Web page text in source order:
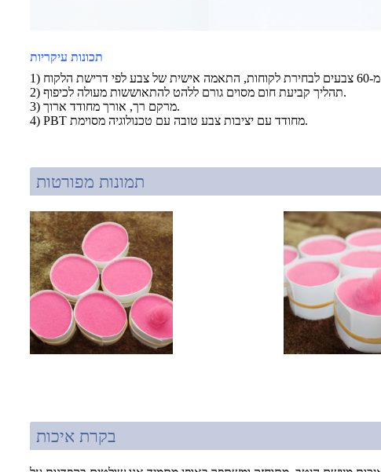
תכונות עיקריות
2) תהליך קביעת חום מסוים גורם ללהט להתאוששות מעולה לכיפוף.
3) מרקם רך, אורך מחודד ארוך.
4) PBT מחודד עם יציבות צבע טובה עם טכנולוגיה מסוימת.
תמונות מפורטות
בקרת איכות